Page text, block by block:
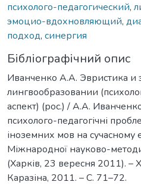
психолого-педагогический,
эмоцио-вдохновляющий,
подход, синергия
Бібліографічний опис
Иванченко А.А. Эвристика и
лингвообразовании
аспект) (рос.) / А.А.
психолого-педагогічні
іноземних мов на сучасному
Міжнародної науково-
(Харків, 23 вересня 2011). –
Каразіна, 2011. – С. 71–72.